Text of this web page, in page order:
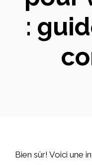
:
Bien sûr! Voici une